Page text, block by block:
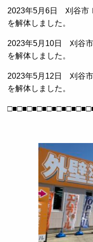
2023年5月6日 刈谷市
を解体しました。
2023年5月10日 刈谷
を解体しました。
2023年5月12日 刈谷
を解体しました。